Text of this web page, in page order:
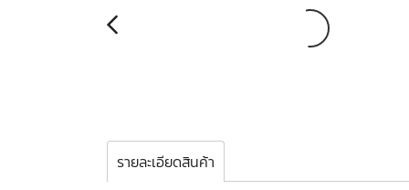
รายละเอียดสินค้า